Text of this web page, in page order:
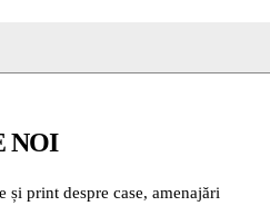
NOI
și print despre case, amenajări